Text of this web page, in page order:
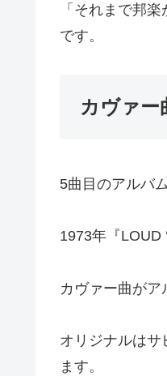
「それまで邦
です。
カヴァ
5曲目のアルバ
1973年『LOUD
カヴァー曲がア
オリジナルはサ
ます。